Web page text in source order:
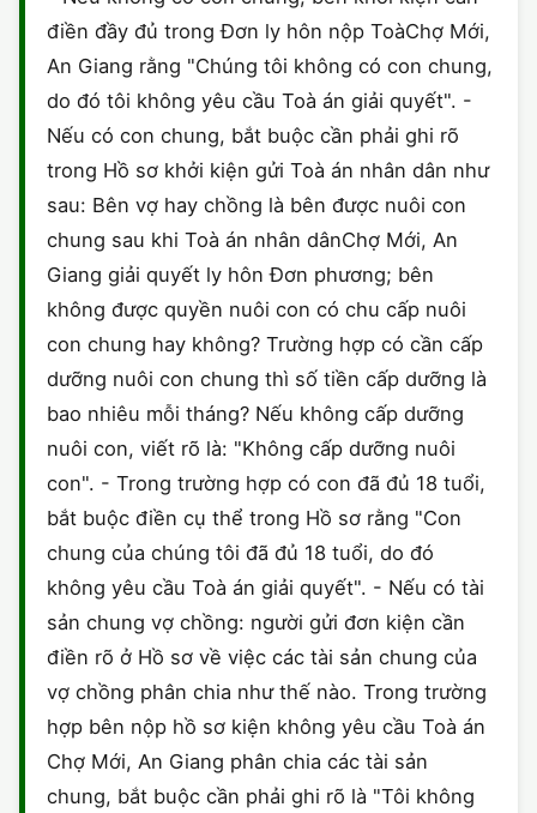
HÔN NHÂN VÀ GIA ĐÌNH
LAO ĐỘNG
SỞ HỮU TRÍ TUỆ
THUẾ - BẢO HIỂM
GIẤY PHÉP CON
HÀNH CHÍNH
HÌNH SỰ
HÔN NHÂN - GIA ĐÌNH
LAO ĐỘNG
SỞ HỮU TRÍ TUỆ
THỪA KẾ - DI CHÚC
THUẾ VÀ KẾ TOÁN
ĐĂNG KÝ XE
HÀNH CHÍNH
DOANH NGHIỆP
HỘ KINH DOANH
SỞ HỮU TRÍ TUỆ
TRÍCH LỤC HỘ TỊCH
CÔNG BỐ SẢN PHẨM
GIẤY PHÉP LAO ĐỘNG
CHỨNG NHẬN HACCP
ĐẤT ĐAI
HÌNH SỰ
HỢP ĐỒNG
TỐ TỤNG
KHÁC
điền đầy đủ trong Đơn ly hôn nộp ToàChợ Mới,
An Giang rằng "Chúng tôi không có con chung,
do đó tôi không yêu cầu Toà án giải quyết". -
Nếu có con chung, bắt buộc cần phải ghi rõ
trong Hồ sơ khởi kiện gửi Toà án nhân dân như
sau: Bên vợ hay chồng là bên được nuôi con
chung sau khi Toà án nhân dânChợ Mới, An
Giang giải quyết ly hôn Đơn phương; bên
không được quyền nuôi con có chu cấp nuôi
con chung hay không? Trường hợp có cần cấp
dưỡng nuôi con chung thì số tiền cấp dưỡng là
bao nhiêu mỗi tháng? Nếu không cấp dưỡng
nuôi con, viết rõ là: "Không cấp dưỡng nuôi
con". - Trong trường hợp có con đã đủ 18 tuổi,
bắt buộc điền cụ thể trong Hồ sơ rằng "Con
chung của chúng tôi đã đủ 18 tuổi, do đó
không yêu cầu Toà án giải quyết". - Nếu có tài
sản chung vợ chồng: người gửi đơn kiện cần
điền rõ ở Hồ sơ về việc các tài sản chung của
vợ chồng phân chia như thế nào. Trong trường
hợp bên nộp hồ sơ kiện không yêu cầu Toà án
Chợ Mới, An Giang phân chia các tài sản
chung, bắt buộc cần phải ghi rõ là "Tôi không